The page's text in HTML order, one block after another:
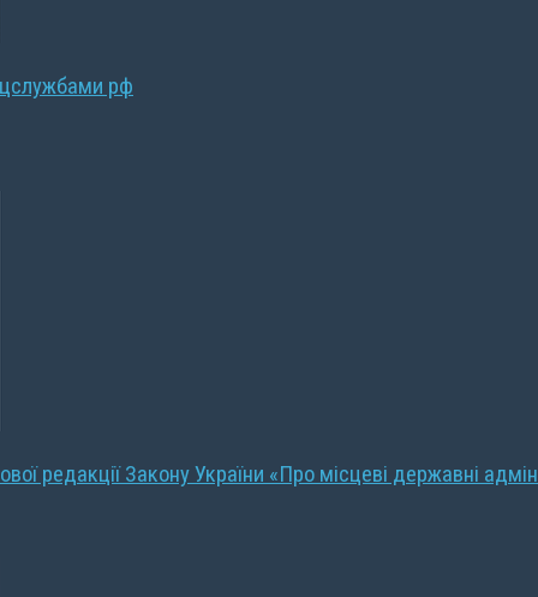
рф
редакції Закону України «Про місцеві державні